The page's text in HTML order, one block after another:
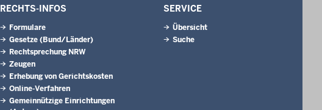
RECHTS-INFOS
Formulare
Gesetze (Bund/Länder)
Rechtsprechung NRW
Zeugen
Erhebung von Gerichtskosten
Online-Verfahren
Gemeinnützige Einrichtungen
SERVICE
Übersicht
Suche